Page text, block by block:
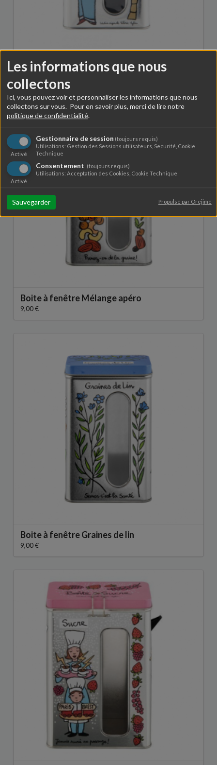
Les informations que nous
collectons
Ici, vous pouvez voir et personnaliser les informations que nous
collectons sur vous. Pour en savoir plus, merci de lire notre
politique de confidentialité.
Gestionnaire de session (toujours requis)
Activé
Utilisations: Gestion des Sessions utilisateurs, Securité, Cookie
Technique
Consentement (toujours requis)
Activé
Utilisations: Acceptation des Cookies, Cookie Technique
Sauvegarder Propulsé par Orejime
Boite à semoule
9,00 €
Boite à fenêtre Mélange apéro
9,00 €
Boite à fenêtre Graines de lin
9,00 €